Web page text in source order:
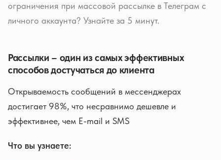
ограничения при массовой рассылке в Телеграм с
личного аккаунта? Узнайте за 5 минут.
Рассылки – один из самых эффективных
способов достучаться до клиента
Открываемость сообщений в мессенджерах
достигает 98%, что несравнимо дешевле и
эффективнее, чем E-mail и SMS
Что вы узнаете: